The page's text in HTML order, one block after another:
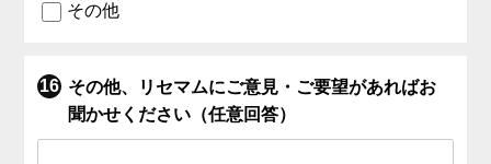
その他
その他、リセマムにご意見・ご要望があればお
聞かせください（任意回答）